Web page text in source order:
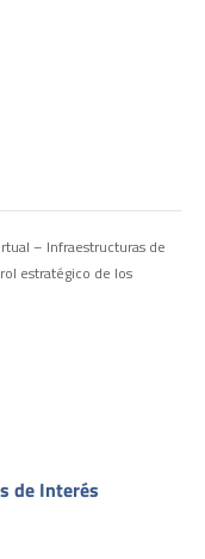
– Infraestructuras de
estratégico de los
de Interés